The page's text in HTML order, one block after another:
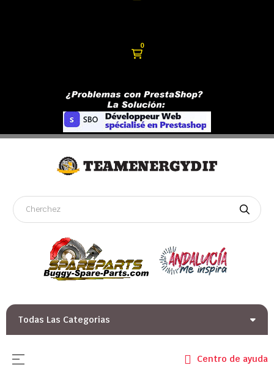
0
Todas Las Categorias
Navegación de palanca
☰ Centro de ayuda